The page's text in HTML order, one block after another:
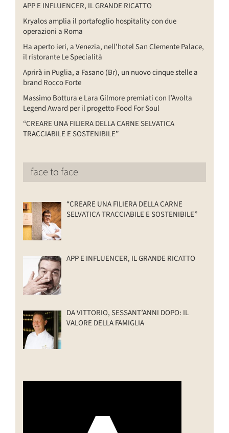
APP E INFLUENCER, IL GRANDE RICATTO
Kryalos amplia il portafoglio hospitality con due
operazioni a Roma
Ha aperto ieri, a Venezia, nell’hotel San Clemente Palace,
il ristorante Le Specialità
Aprirà in Puglia, a Fasano (Br), un nuovo cinque stelle a
brand Rocco Forte
Massimo Bottura e Lara Gilmore premiati con l’Avolta
Legend Award per il progetto Food For Soul
“CREARE UNA FILIERA DELLA CARNE SELVATICA
TRACCIABILE E SOSTENIBILE”
face to face
“CREARE UNA FILIERA DELLA CARNE
SELVATICA TRACCIABILE E SOSTENIBILE”
APP E INFLUENCER, IL GRANDE RICATTO
DA VITTORIO, SESSANT’ANNI DOPO: IL
VALORE DELLA FAMIGLIA